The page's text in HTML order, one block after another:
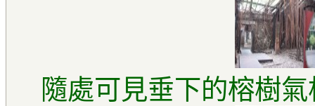
隨處可見垂下的榕樹